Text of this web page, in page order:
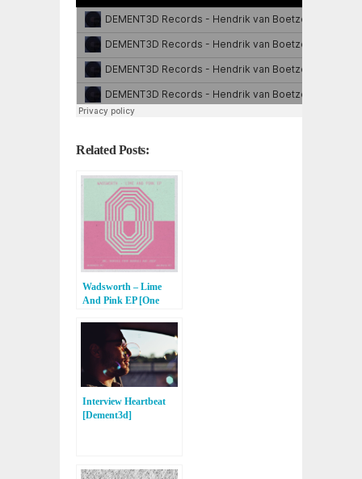
Related Posts:
Wadsworth – Lime
And Pink EP [One
Interview Heartbeat
[Dement3d]